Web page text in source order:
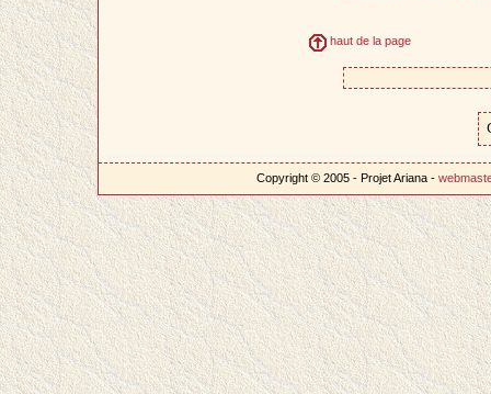
haut de la page
Copyright © 2005 - Projet Ariana -